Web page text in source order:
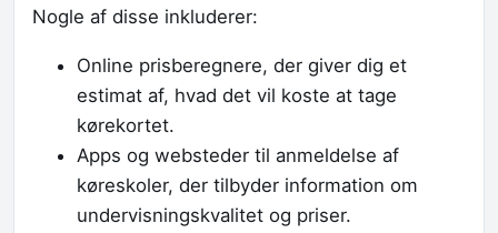
Nogle af disse inkluderer:
Online prisberegnere, der giver dig et
estimat af, hvad det vil koste at tage
kørekortet.
Apps og websteder til anmeldelse af
køreskoler, der tilbyder information om
undervisningskvalitet og priser.